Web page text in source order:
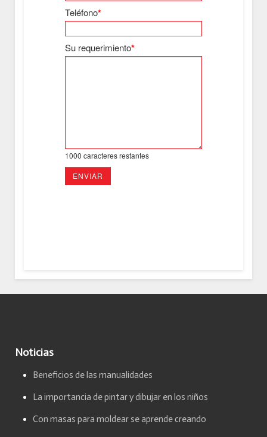
Teléfono*
Su requerimiento*
1000 caracteres restantes
ENVIAR
Noticias
Beneficios de las manualidades
La importancia de pintar y dibujar en los niños
Con masas para moldear se aprende creando